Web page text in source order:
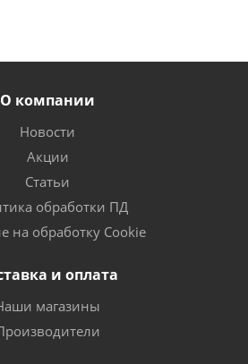
О компании
Новости
Акции
Статьи
обработки ПД
на обработку Cookie
и оплата
магазины